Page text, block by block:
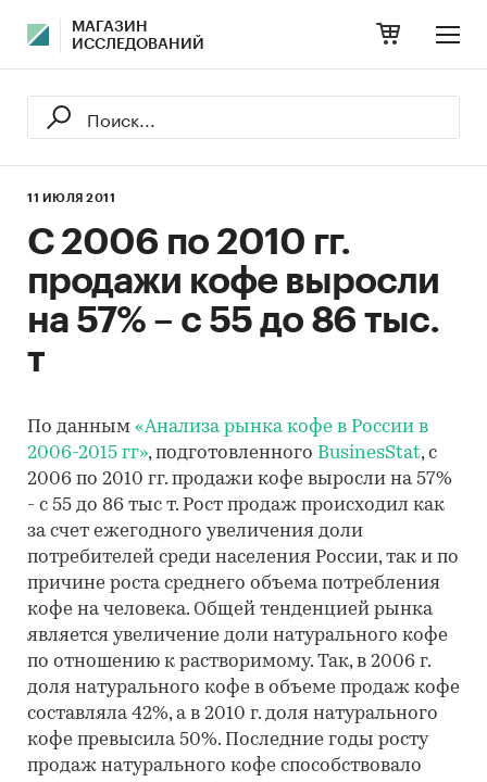
МАГАЗИН
ИССЛЕДОВАНИЙ
11 ИЮЛЯ 2011
С 2006 по 2010 гг.
продажи кофе выросли
на 57% – с 55 до 86 тыс.
т
По данным «Анализа рынка кофе в России в
2006-2015 гг», подготовленного BusinesStat, с
2006 по 2010 гг. продажи кофе выросли на 57%
- с 55 до 86 тыс т. Рост продаж происходил как
за счет ежегодного увеличения доли
потребителей среди населения России, так и по
причине роста среднего объема потребления
кофе на человека. Общей тенденцией рынка
является увеличение доли натурального кофе
по отношению к растворимому. Так, в 2006 г.
доля натурального кофе в объеме продаж кофе
составляла 42%, а в 2010 г. доля натурального
кофе превысила 50%. Последние годы росту
продаж натурального кофе способствовало